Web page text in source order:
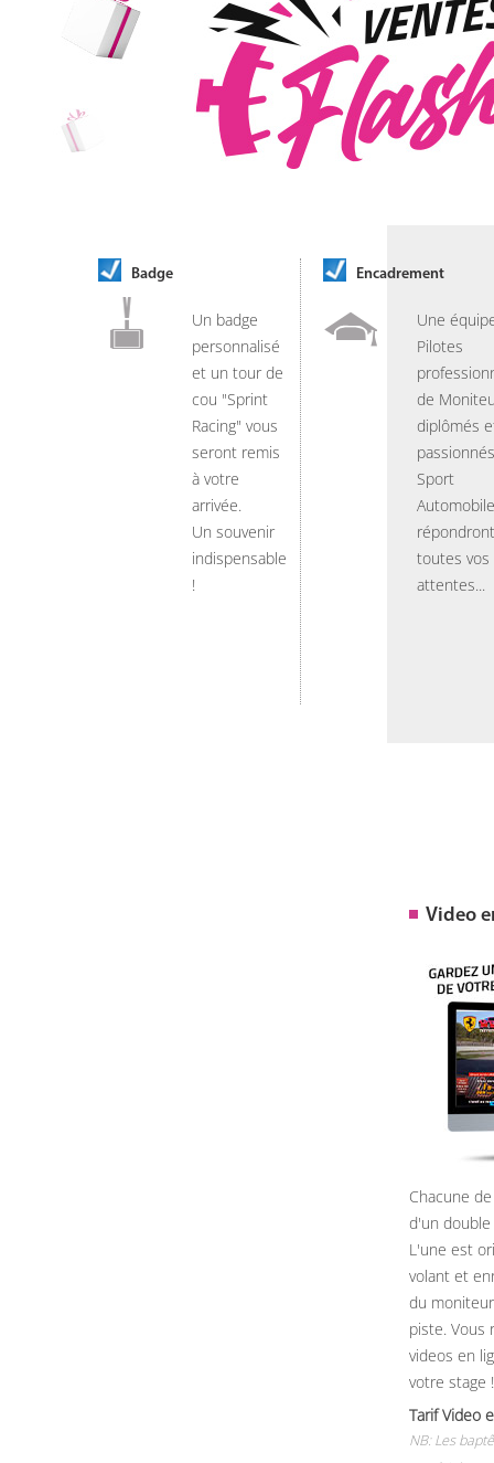
Badge
Un badge
personnalisé
et un tour de
cou "Sprint
Racing" vous
seront remis
à votre
arrivée.
Un souvenir
indispensable
!
Encadrement
Une
Pilotes
de
diplômés
Sport
Automobile
toutes vos
attentes...
Video
Chacune
d'un
L'une est
volant et
du
piste. Vous
videos en
votre stage !
Tarif Video
NB: Les